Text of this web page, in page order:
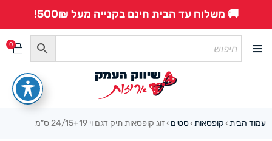
🚚 משלוח עד הבית חינם בקנייה מעל 500₪!
0
עמוד הבית › קופסאות ›סטים › זוג קופסאות תיק דגם וי 24/15+19 ס”מ